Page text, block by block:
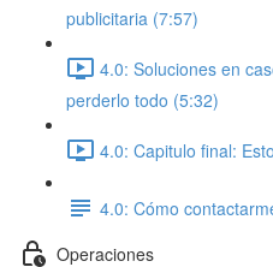
publicitaria (7:57)
4.0: Soluciones en
perderlo todo (5:32)
4.0: Capitulo final:
4.0: Cómo
Operaciones